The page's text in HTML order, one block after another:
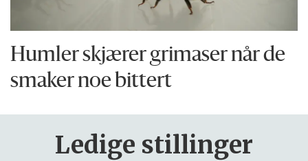
Humler skjærer grimaser når de
smaker noe bittert
Ledige stillinger